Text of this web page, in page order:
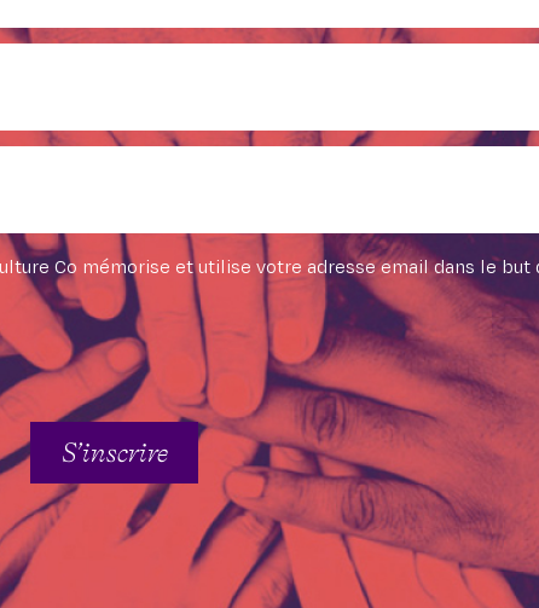
Co mémorise et utilise votre adresse email dans le but
S’inscrire